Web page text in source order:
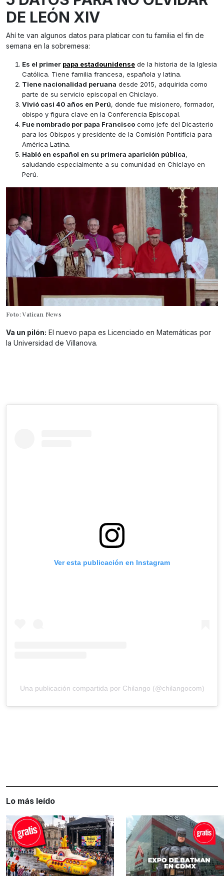
DE LEÓN XIV
Ahí te van algunos datos para platicar con tu familia el fin de
semana en la sobremesa:
Es el primer papa estadounidense de la historia de la Iglesia
Católica. Tiene familia francesa, española y latina.
Tiene nacionalidad peruana desde 2015, adquirida como
parte de su servicio episcopal en Chiclayo.
Vivió casi 40 años en Perú, donde fue misionero, formador,
obispo y figura clave en la Conferencia Episcopal.
Fue nombrado por papa Francisco como jefe del Dicasterio
para los Obispos y presidente de la Comisión Pontificia para
América Latina.
Habló en español en su primera aparición pública,
saludando especialmente a su comunidad en Chiclayo en
Perú.
Foto: Vatican News
Va un pilón: El nuevo papa es Licenciado en Matemáticas por
la Universidad de Villanova.
Ver esta publicación en Instagram
Una publicación compartida por Chilango (@chilangocom)
Lo más leído